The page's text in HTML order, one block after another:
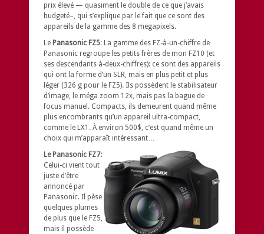
prix élevé — quasiment le double de ce que j’avais
budgeté–, qui s’explique par le fait que ce sont des
appareils de la gamme des 8 megapixels.
Le Panasonic FZ5: La gamme des FZ-à-un-chiffre de
Panasonic regroupe les petits frères de mon FZ10 (et
ses descendants à-deux-chiffres): ce sont des appareils
qui ont la forme d’un SLR, mais en plus petit et plus
léger (326 g pour le FZ5). Ils possèdent le stabilisateur
d’image, le méga zoom 12x, mais pas la bague de
focus manuel. Compacts, ils demeurent quand même
plus encombrants qu’un appareil ultra-compact,
comme le LX1. À environ 500$, c’est quand même un
choix qui m’apparaît intéressant…
Le Panasonic FZ7:
Celui-ci vient tout
juste d’être
annoncé par
Panasonic. Il pèse
quelques plumes
de plus que le FZ5,
mais il possède